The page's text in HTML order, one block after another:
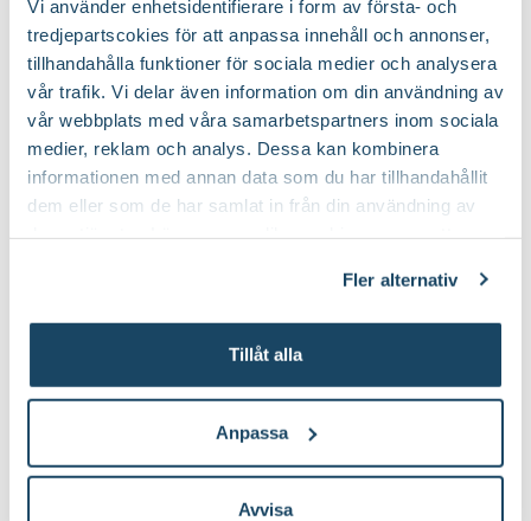
Vi använder enhetsidentifierare i form av första- och
tredjepartscokies för att anpassa innehåll och annonser,
tillhandahålla funktioner för sociala medier och analysera
vår trafik. Vi delar även information om din användning av
vår webbplats med våra samarbetspartners inom sociala
medier, reklam och analys. Dessa kan kombinera
informationen med annan data som du har tillhandahållit
dem eller som de har samlat in från din användning av
Fler alternativ
Tillåt alla
Anpassa
Avvisa
Art nr 104256
Så här planterar du fruktträd
Läs mer om skötsel av äppleträd